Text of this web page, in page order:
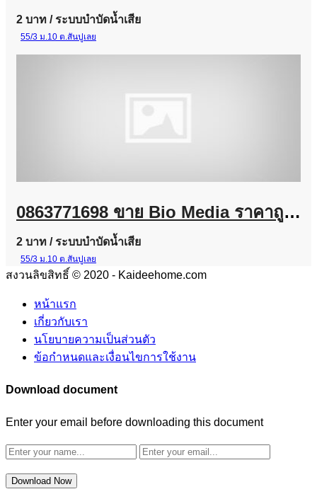
2 บาท / ระบบบำบัดน้ำเสีย
55/3 ม.10 ต.สันปูเลย
0863771698 ขาย Bio Media ราคาถูก | ลูกมีเดียบำบัดน้ำเสีย พร้อมส่งทั่วประเทศ
2 บาท / ระบบบำบัดน้ำเสีย
55/3 ม.10 ต.สันปูเลย
สงวนลิขสิทธิ์ © 2020 - Kaideehome.com
หน้าแรก
เกี่ยวกับเรา
นโยบายความเป็นส่วนตัว
ข้อกำหนดและเงื่อนไขการใช้งาน
Download document
Enter your email before downloading this document
Download Now